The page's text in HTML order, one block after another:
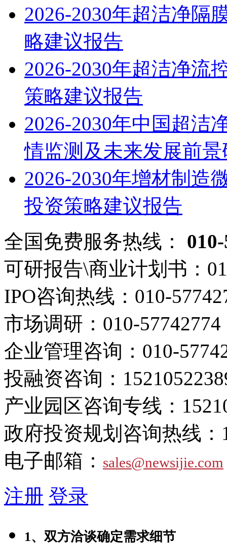
2026-2030年超洁净隔
略建议报告
2026-2030年超洁净流
策略建议报告
2026-2030年中国超洁
情监测及未来发展前
2026-2030年增材制造
投资策略建议报告
全国免费服务热线：
可研报告\商业计划书：
IPO咨询热线： 010-
市场调研： 010-57742774
企业管理咨询： 010-
投融资咨询：
产业园区咨询专线：
政府投资规划咨询热线：
电子邮箱： sales@newsijie.com
注册 登录
1、双方洽谈确定需求细节